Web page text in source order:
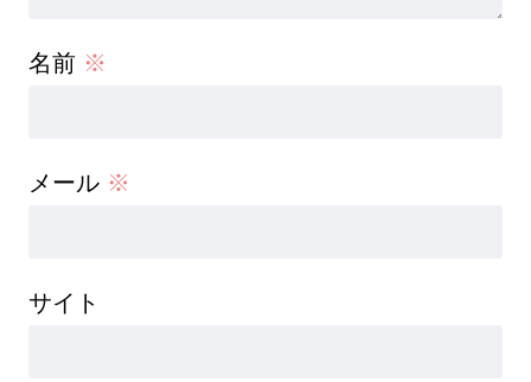
名前 ※
メール ※
サイト